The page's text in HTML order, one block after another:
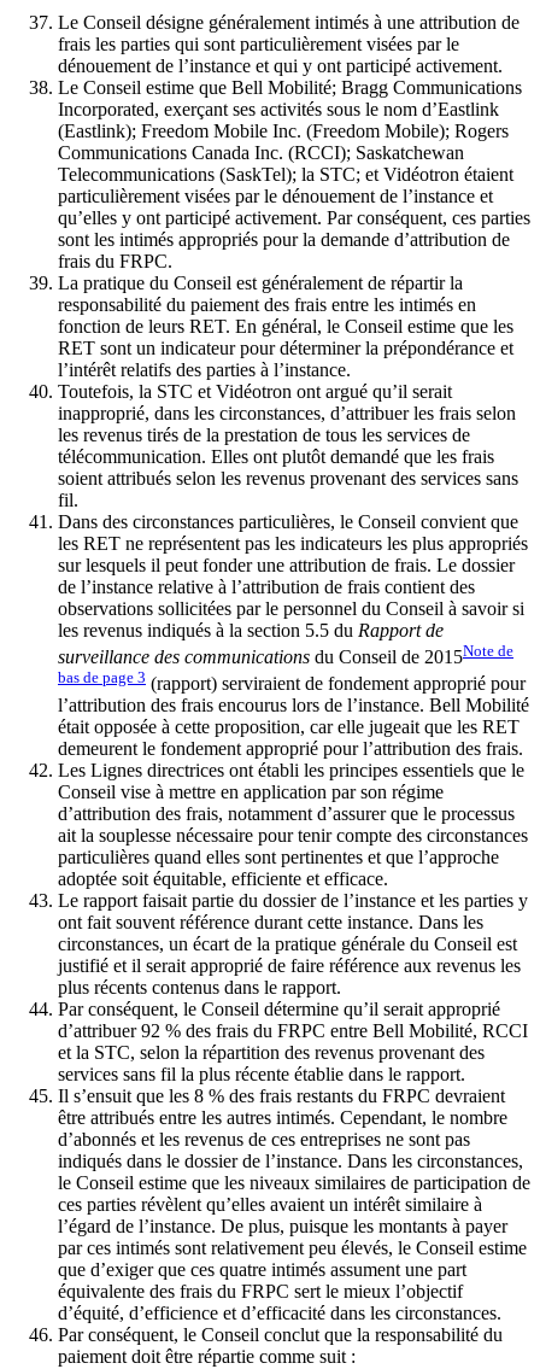
Le Conseil désigne généralement intimés à une attribution de
frais les parties qui sont particulièrement visées par le
dénouement de l’instance et qui y ont participé activement.
Le Conseil estime que Bell Mobilité; Bragg Communications
Incorporated, exerçant ses activités sous le nom d’Eastlink
(Eastlink); Freedom Mobile Inc. (Freedom Mobile); Rogers
Communications Canada Inc. (RCCI); Saskatchewan
Telecommunications (SaskTel); la STC; et Vidéotron étaient
particulièrement visées par le dénouement de l’instance et
qu’elles y ont participé activement. Par conséquent, ces parties
sont les intimés appropriés pour la demande d’attribution de
frais du FRPC.
La pratique du Conseil est généralement de répartir la
responsabilité du paiement des frais entre les intimés en
fonction de leurs RET. En général, le Conseil estime que les
RET sont un indicateur pour déterminer la prépondérance et
l’intérêt relatifs des parties à l’instance.
Toutefois, la STC et Vidéotron ont argué qu’il serait
inapproprié, dans les circonstances, d’attribuer les frais selon
les revenus tirés de la prestation de tous les services de
télécommunication. Elles ont plutôt demandé que les frais
soient attribués selon les revenus provenant des services sans
fil.
Dans des circonstances particulières, le Conseil convient que
les RET ne représentent pas les indicateurs les plus appropriés
sur lesquels il peut fonder une attribution de frais. Le dossier
de l’instance relative à l’attribution de frais contient des
observations sollicitées par le personnel du Conseil à savoir si
les revenus indiqués à la section 5.5 du Rapport de
surveillance des communications du Conseil de 2015Note de
bas de page 3 (rapport) serviraient de fondement approprié pour
l’attribution des frais encourus lors de l’instance. Bell Mobilité
était opposée à cette proposition, car elle jugeait que les RET
demeurent le fondement approprié pour l’attribution des frais.
Les Lignes directrices ont établi les principes essentiels que le
Conseil vise à mettre en application par son régime
d’attribution des frais, notamment d’assurer que le processus
ait la souplesse nécessaire pour tenir compte des circonstances
particulières quand elles sont pertinentes et que l’approche
adoptée soit équitable, efficiente et efficace.
Le rapport faisait partie du dossier de l’instance et les parties y
ont fait souvent référence durant cette instance. Dans les
circonstances, un écart de la pratique générale du Conseil est
justifié et il serait approprié de faire référence aux revenus les
plus récents contenus dans le rapport.
Par conséquent, le Conseil détermine qu’il serait approprié
d’attribuer 92 % des frais du FRPC entre Bell Mobilité, RCCI
et la STC, selon la répartition des revenus provenant des
services sans fil la plus récente établie dans le rapport.
Il s’ensuit que les 8 % des frais restants du FRPC devraient
être attribués entre les autres intimés. Cependant, le nombre
d’abonnés et les revenus de ces entreprises ne sont pas
indiqués dans le dossier de l’instance. Dans les circonstances,
le Conseil estime que les niveaux similaires de participation de
ces parties révèlent qu’elles avaient un intérêt similaire à
l’égard de l’instance. De plus, puisque les montants à payer
par ces intimés sont relativement peu élevés, le Conseil estime
que d’exiger que ces quatre intimés assument une part
équivalente des frais du FRPC sert le mieux l’objectif
d’équité, d’efficience et d’efficacité dans les circonstances.
Par conséquent, le Conseil conclut que la responsabilité du
paiement doit être répartie comme suit :